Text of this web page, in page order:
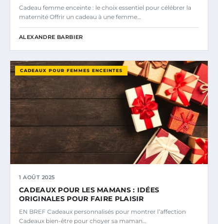
Cadeau femme enceinte : le choix essentiel pour célébrer la
maternité Offrir un cadeau à une femme…
ALEXANDRE BARBIER
CADEAUX POUR FEMMES ENCEINTES
1 AOÛT 2025
CADEAUX POUR LES MAMANS : IDÉES
ORIGINALES POUR FAIRE PLAISIR
EN BREF Cadeaux personnalisés pour montrer l’affection
Cadeaux bien-être pour choyer sa maman…